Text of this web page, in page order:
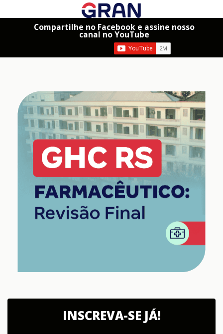
Compartilhe no Facebook e assine nosso
canal no YouTube
INSCREVA-SE JÁ!